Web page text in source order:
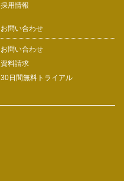
採用情報
お問い合わせ
お問い合わせ
資料請求
30日間無料トライアル